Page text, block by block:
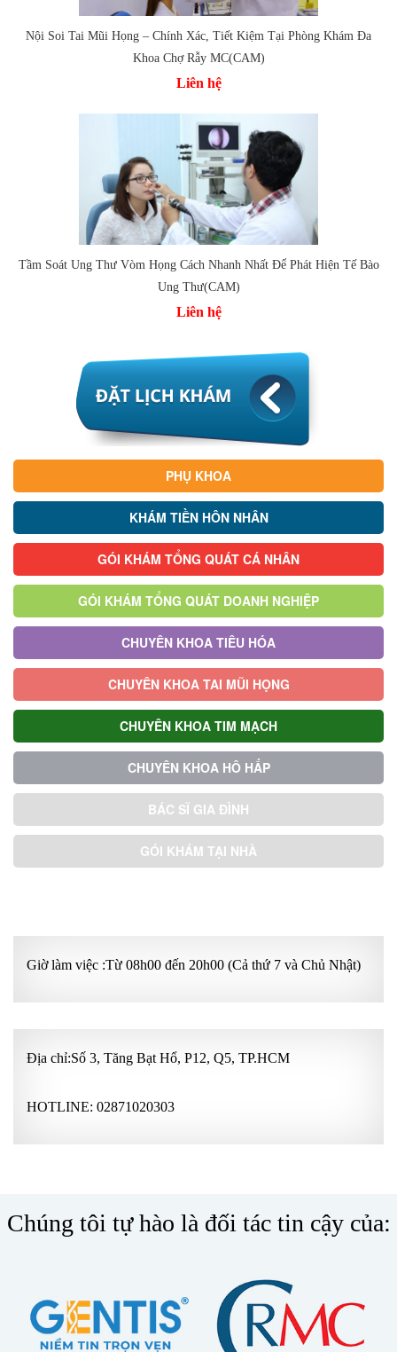
Nội Soi Tai Mũi Họng – Chính Xác, Tiết Kiệm Tại Phòng Khám Đa
Khoa Chợ Rẫy MC(CAM)
Liên hệ
Tầm Soát Ung Thư Vòm Họng Cách Nhanh Nhất Để Phát Hiện Tế Bào
Ung Thư(CAM)
Liên hệ
PHỤ KHOA
KHÁM TIỀN HÔN NHÂN
GÓI KHÁM TỔNG QUÁT CÁ NHÂN
GÓI KHÁM TỔNG QUÁT DOANH NGHIỆP
CHUYÊN KHOA TIÊU HÓA
CHUYÊN KHOA TAI MŨI HỌNG
CHUYÊN KHOA TIM MẠCH
CHUYÊN KHOA HÔ HẤP
BÁC SĨ GIA ĐÌNH
GÓI KHÁM TẠI NHÀ
Giờ làm việc :Từ 08h00 đến 20h00 (Cả thứ 7 và Chủ Nhật)
Địa chỉ:Số 3, Tăng Bạt Hổ, P12, Q5, TP.HCM
HOTLINE: 02871020303
Chúng tôi tự hào là đối tác tin cậy của: